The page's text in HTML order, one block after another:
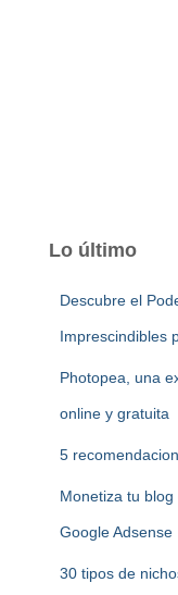
Lo último
Descubre el
Imprescindibles
Photopea, una
online y gratuita
5
Monetiza tu
Google Adsense
30 tipos de